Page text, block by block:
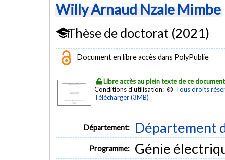
Willy Arnaud Nzale Mimbe
Thèse de doctorat (2021)
Document en libre accès dans PolyPublie
Libre accès au plein texte de ce document
Conditions d'utilisation:
Tous droits
Télécharger (3MB)
Département: Département
Programme: Génie